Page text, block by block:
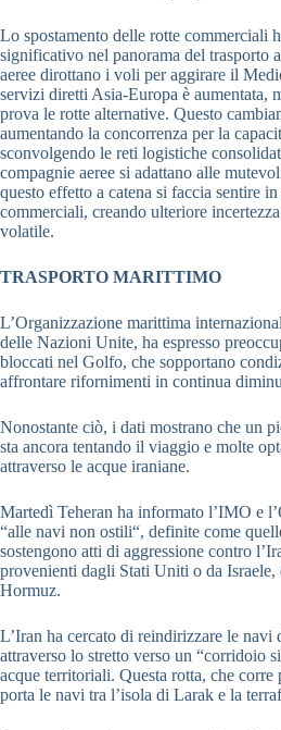
Lo spostamento delle rotte commerciali
significativo nel panorama del trasporto
aeree dirottano i voli per aggirare il
servizi diretti Asia-Europa è aumentata,
prova le rotte alternative. Questo
aumentando la concorrenza per la
sconvolgendo le reti logistiche
compagnie aeree si adattano alle
questo effetto a catena si faccia sentire
commerciali, creando ulteriore
volatile.
TRASPORTO MARITTIMO
L’Organizzazione marittima
delle Nazioni Unite, ha espresso
bloccati nel Golfo, che sopportano
affrontare rifornimenti in continua
Nonostante ciò, i dati mostrano che un
sta ancora tentando il viaggio e molte
attraverso le acque iraniane.
Martedì Teheran ha informato l’IMO e
“alle navi non ostili“, definite come
sostengono atti di aggressione contro
provenienti dagli Stati Uniti o da Israele,
Hormuz.
L’Iran ha cercato di reindirizzare le
attraverso lo stretto verso un “corridoio
acque territoriali. Questa rotta, che
porta le navi tra l’isola di Larak e la